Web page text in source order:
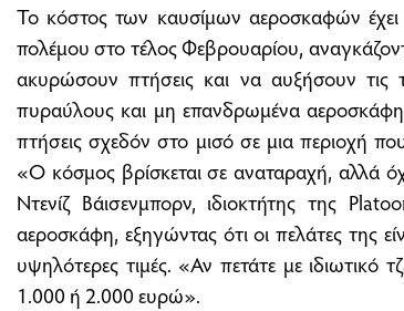
Το κόστος των καυσίμων αεροσκαφών έχει
πολέμου στο τέλος Φεβρουαρίου,
ακυρώσουν πτήσεις και να αυξήσουν τις
πυραύλους και μη επανδρωμένα
πτήσεις σχεδόν στο μισό σε μια περιοχή
«Ο κόσμος βρίσκεται σε αναταραχή, αλλά
Ντενίζ Βάισενμπορν, ιδιοκτήτης της
αεροσκάφη, εξηγώντας ότι οι πελάτες της
υψηλότερες τιμές. «Αν πετάτε με ιδιωτικό
1.000 ή 2.000 ευρώ».